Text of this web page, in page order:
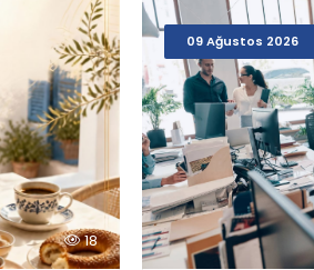
18
09 Ağustos 2026